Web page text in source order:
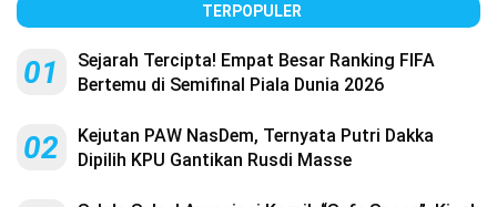
TERPOPULER
01
Sejarah Tercipta! Empat Besar Ranking FIFA
Bertemu di Semifinal Piala Dunia 2026
02
Kejutan PAW NasDem, Ternyata Putri Dakka
Dipilih KPU Gantikan Rusdi Masse